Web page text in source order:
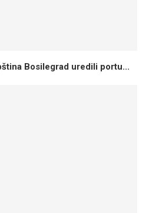
Bosilegrad uredili portu...